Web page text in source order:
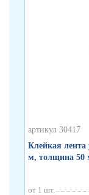
артикул 30417
Клейкая
м, толщина 50
от 1 шт.